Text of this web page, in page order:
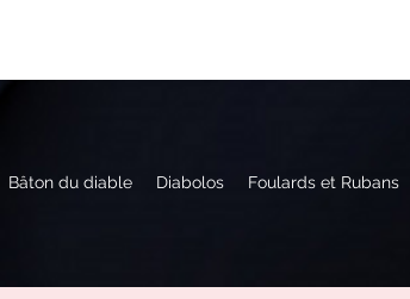
Bâton du diable Diabolos Foulards et Rubans